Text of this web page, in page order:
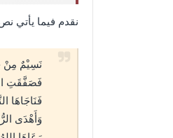
نقدم فيما يأتي
نَسِيْمٌ مِنْ
فَصَفَّقَتِ
فَنَاجَاهَا
وَأَهْدَى